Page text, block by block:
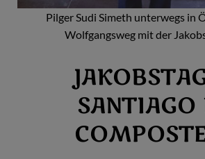
Pilger Sudi Simeth unterwegs in
Wolfgangsweg mit der
SANTIAGO